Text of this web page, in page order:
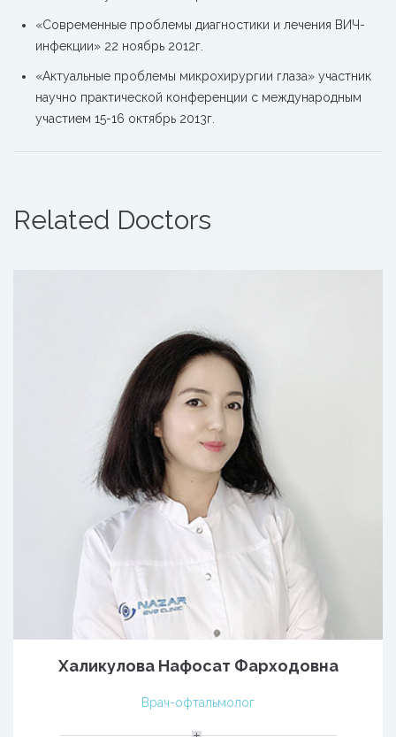
«Современные проблемы диагностики и лечения ВИЧ-
инфекции» 22 ноябрь 2012г.
«Актуальные проблемы микрохирургии глаза» участник
научно практической конференции с международным
участием 15-16 октябрь 2013г.
Related Doctors
Халикулова Нафосат Фарходовна
Врач-офтальмолог